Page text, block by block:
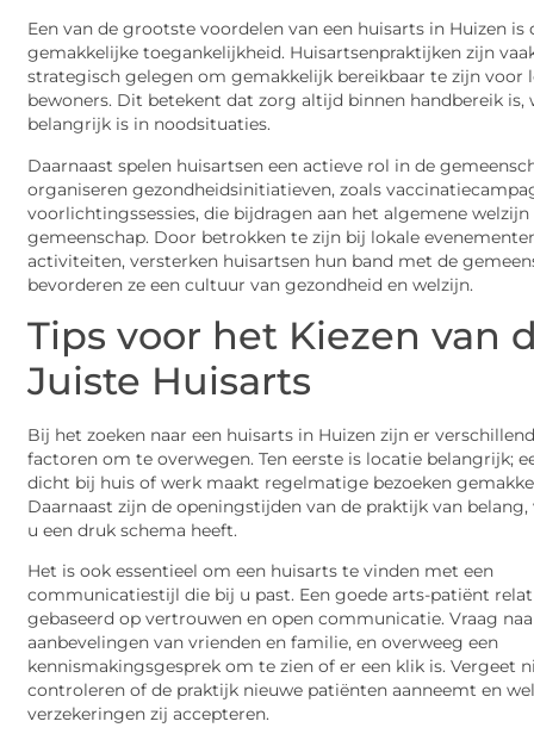
Een van de grootste voordelen van een huisarts in Huizen is
gemakkelijke toegankelijkheid. Huisartsenpraktijken zijn
strategisch gelegen om gemakkelijk bereikbaar te zijn voor
bewoners. Dit betekent dat zorg altijd binnen handbereik is,
belangrijk is in noodsituaties.
Daarnaast spelen huisartsen een actieve rol in de
organiseren gezondheidsinitiatieven, zoals
voorlichtingssessies, die bijdragen aan het algemene welzijn
gemeenschap. Door betrokken te zijn bij lokale
activiteiten, versterken huisartsen hun band met de
bevorderen ze een cultuur van gezondheid en welzijn.
Tips voor het Kiezen van
Juiste Huisarts
Bij het zoeken naar een huisarts in Huizen zijn er
factoren om te overwegen. Ten eerste is locatie belangrijk;
dicht bij huis of werk maakt regelmatige bezoeken
Daarnaast zijn de openingstijden van de praktijk van belang,
u een druk schema heeft.
Het is ook essentieel om een huisarts te vinden met een
communicatiestijl die bij u past. Een goede arts-patiënt
gebaseerd op vertrouwen en open communicatie. Vraag
aanbevelingen van vrienden en familie, en overweeg een
kennismakingsgesprek om te zien of er een klik is. Vergeet
controleren of de praktijk nieuwe patiënten aanneemt en
verzekeringen zij accepteren.